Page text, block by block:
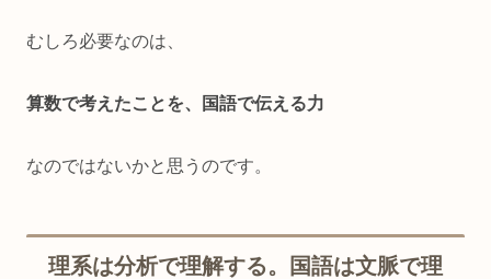
むしろ必要なのは、
算数で考えたことを、国語で伝える力
なのではないかと思うのです。
理系は分析で理解する。国語は文脈で理